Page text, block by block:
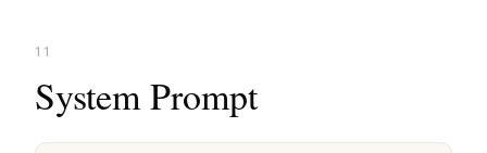
11
System Prompt